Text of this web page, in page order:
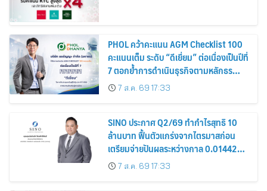
PHOL คว้าคะแนน AGM Checklist 100
คะแนนเต็ม ระดับ “ดีเยี่ยม” ต่อเนื่องเป็นปีที่
7 ตอกย้ำการดำเนินธุรกิจตามหลักธร
รมาภิบาล โปร่งใส สร้างความเชื่อมั่นผู้ถือ
หุ้น
7 ส.ค. 69 17:33
SINO ประกาศ Q2/69 ทำกำไรสุทธิ 10
ล้านบาท ฟื้นตัวแกร่งจากไตรมาสก่อน
เตรียมจ่ายปันผลระหว่างกาล 0.014423
บาทต่อหุ้น ครึ่งปีหลังมุ่งเติบโตต่อเนื่อง
7 ส.ค. 69 17:33